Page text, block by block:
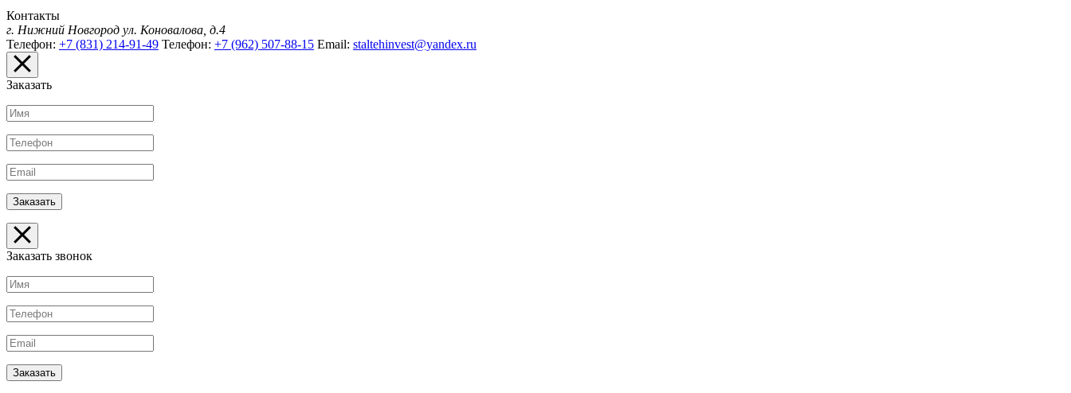
Контакты
г. Нижний Новгород ул. Коновалова, д.4
Телефон: +7 (831) 214-91-49 Телефон: +7 (962) 507-88-15 Email: staltehinvest@yandex.ru
Заказать
Заказать звонок